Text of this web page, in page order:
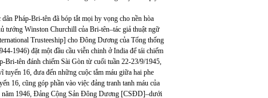
Pháp-Bri-tên đã bóp tắt mọi hy vọng cho nền hòa
tướng Winston Churchill của Bri-tên–tác giả thuật ngữ
Trusteeship] cho Đông Dương của Tổng thống
1946) đặt một đầu cầu viễn chinh ở India để tái chiếm
tên đánh chiếm Sài Gòn từ cuối tuần 22-23/9/1945,
16, đưa đến những cuộc tắm máu giữa hai phe
16, cũng góp phần vào việc đảng tranh tanh máu của
năm 1946, Đảng Cộng Sản Đông Dương [CSĐD]–dưới